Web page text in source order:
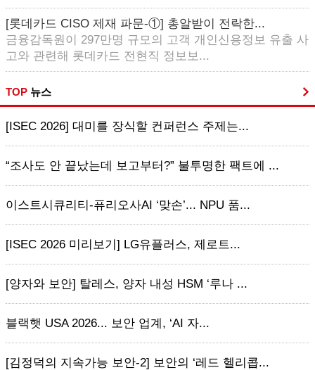
[롯데카드 CISO 제재 파문-①] 총알받이 전락한...
금융감독원이 297만명 규모의 고객 개인신용정보 유출 사
고와 관련해 롯데카드 전현직 정보보...
TOP 뉴스
[ISEC 2026] 대미를 장식할 컨퍼런스 주제는...
“조사도 안 끝났는데 보고부터?” 불투명한 팩트에 ...
이스트시큐리티-퓨리오사AI ‘맞손’... NPU 품...
[ISEC 2026 미리보기] LG유플러스, 제로트...
[양자와 보안] 탈레스, 양자 내성 HSM ‘루나 ...
블랙햇 USA 2026... 보안 업계, ‘AI 자...
[김정덕의 지속가능 보안-2] 보안의 ‘레드 헬리콥...